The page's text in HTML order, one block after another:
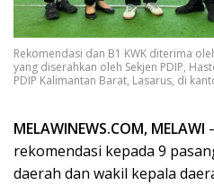
Rekomendasi dan B1 KWK diterima
yang diserahkan oleh Sekjen PDIP,
PDIP Kalimantan Barat, Lasarus, di
MELAWINEWS.COM, MELAWI
rekomendasi kepada 9
daerah dan wakil kepala